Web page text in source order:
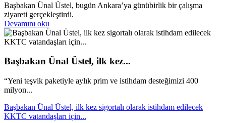
Başbakan Ünal Üstel, bugün Ankara’ya günübirlik bir çalışma
ziyareti gerçekleştirdi.
Devamını oku
Başbakan Ünal Üstel, ilk kez...
“Yeni teşvik paketiyle aylık prim ve istihdam desteğimizi 400
milyon...
Başbakan Ünal Üstel, ilk kez sigortalı olarak istihdam edilecek
KKTC vatandaşları için...